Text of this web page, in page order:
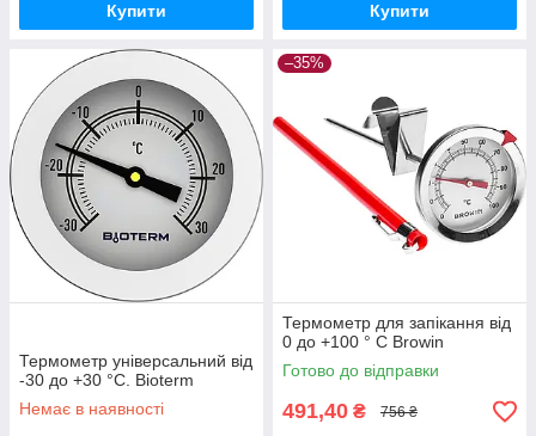
Купити Купити
Термометр універсальний від
-30 до +30 °C. Bioterm
Немає в наявності
–35%
Термометр для запікання від
0 до +100 ° C Browin
Готово до відправки
491,40 ₴ 756 ₴